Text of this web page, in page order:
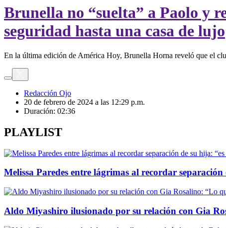
minutes,
36
seconds
Volume
90%
Brunella no “suelta” a Paolo y
seguridad hasta una casa de lujo
En la última edición de América Hoy, Brunella Horna reveló que el
Redacción Ojo
20 de febrero de 2024 a las 12:29 p.m.
Duración: 02:36
PLAYLIST
Melissa Paredes entre lágrimas al recordar
Aldo Miyashiro ilusionado por su relación con Gia